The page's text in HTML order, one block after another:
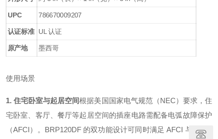
UPC 786670009207
认证标准 UL 认证
原产地 墨西哥
使用场景
1. 住宅卧室与起居空间根据美国国家电气规范（NEC）要求，住
宅卧室、客厅、餐厅等起居空间的插座电路需配备电弧故障保护
（AFCI）。BRP120DF 的双功能设计可同时满足 AFCI 与 GFCI